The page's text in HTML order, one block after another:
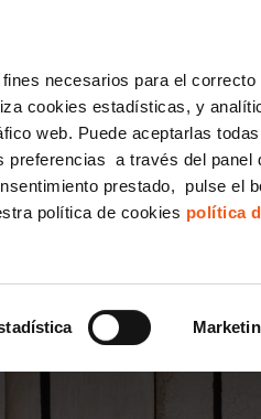
necesarios para el correcto
cookies estadísticas, y
web. Puede aceptarlas
preferencias a través del panel
prestado, pulse el
política de cookies política
LSSI CANAL DENUNCIAS